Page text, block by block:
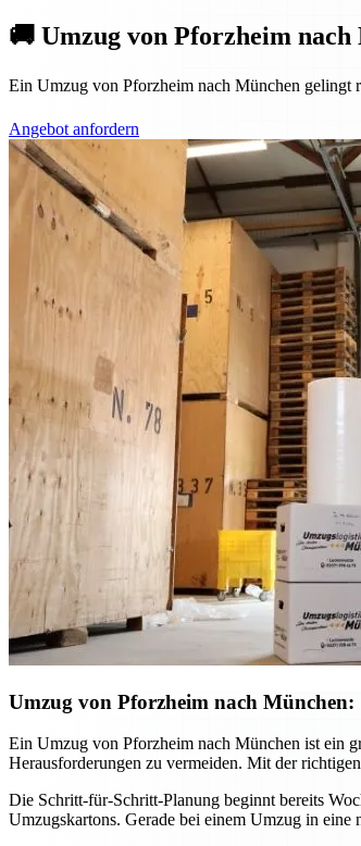
🚚 Umzug von Pforzheim
Ein Umzug von Pforzheim nach München gelingt
Angebot anfordern
Umzug von Pforzheim nach
Ein Umzug von Pforzheim nach München ist ein
Herausforderungen zu vermeiden. Mit der
Die Schritt-für-Schritt-Planung beginnt bereits
Umzugskartons. Gerade bei einem Umzug in eine